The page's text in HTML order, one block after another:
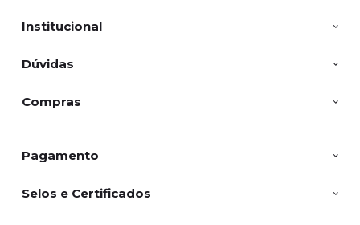
Institucional
Dúvidas
Compras
Pagamento
Selos e Certificados